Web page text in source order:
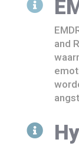

and
